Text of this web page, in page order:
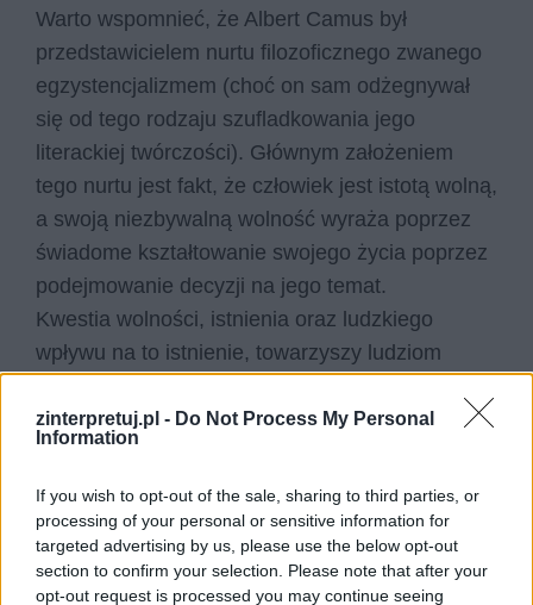
zinterpretuj.pl - Do Not Process My Personal
Information
If you wish to opt-out of the sale, sharing to third parties, or
processing of your personal or sensitive information for
targeted advertising by us, please use the below opt-out
section to confirm your selection. Please note that after your
opt-out request is processed you may continue seeing
Warto wspomnieć, że Albert Camus był
przedstawicielem nurtu filozoficznego zwanego
egzystencjalizmem (choć on sam odżegnywał
się od tego rodzaju szufladkowania jego
literackiej twórczości). Głównym założeniem
tego nurtu jest fakt, że człowiek jest istotą wolną,
a swoją niezbywalną wolność wyraża poprzez
świadome kształtowanie swojego życia poprzez
podejmowanie decyzji na jego temat.
Kwestia wolności, istnienia oraz ludzkiego
wpływu na to istnienie, towarzyszy ludziom
nazwę egzystencjalizmu przybrała dopiero w XX
końca jego dni. Zatem dzieła pokroju Dżumy
zawsze będą stanowiły ważny punkt wyjściowy
do wszelkich rozważań na ten temat i właśnie to
sprawia, że powieść ta ma szansę być aktualna